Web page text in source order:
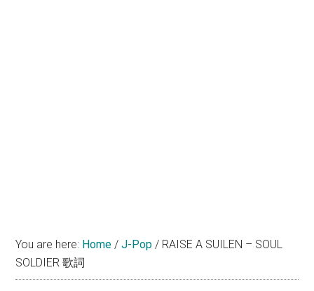
You are here: Home / J-Pop / RAISE A SUILEN – SOUL
SOLDIER 歌詞